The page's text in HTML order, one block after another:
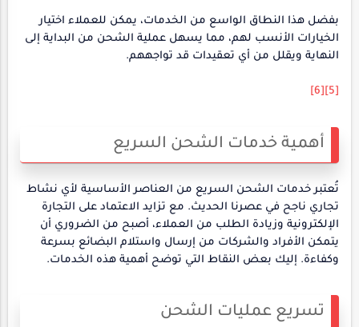
بفضل هذا النطاق الواسع من الخدمات، يمكن للعملاء اختيار
الخيارات الأنسب لهم، مما يسهل عملية الشحن من البداية إلى
النهاية ويقلل من أي تعقيدات قد تواجههم.
[5]
[6]
أهمية خدمات الشحن السريع
تُعتبر خدمات الشحن السريع من العناصر الأساسية لأي نشاط
تجاري ناجح في عصرنا الحديث. مع تزايد الاعتماد على التجارة
الإلكترونية وزيادة الطلب من العملاء، أصبح من الضروري أن
يتمكن الأفراد والشركات من إرسال واستلام البضائع بسرعة
وكفاءة. إليك بعض النقاط التي توضح أهمية هذه الخدمات.
تسريع عمليات الشحن